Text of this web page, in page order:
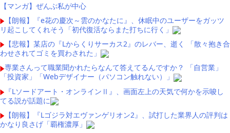
【マンガ】ぜんぶ私が中心
【朗報】『e花の慶次～雲のかなたに』、休眠中のユーザーをガッツ
リ起こしてくれそう「初代復活ならまた打ちに行く」
【悲報】某店の『Lからくりサーカス2』のレバー、逝く 「散々抱き合
わせされてゴミを買わされた」
専業さんって職業聞かれたらなんて答えてるんですか？ 「自営業」
「投資家」「Webデザイナー（パソコン触れない）」
『Lソードアート・オンラインⅡ』、画面左上の天気で何かを示唆し
てる説が話題に
【朗報】『Lゴジラ対エヴァンゲリオン2』、試打した業界人の評判は
かなり良さげ「覇権濃厚」